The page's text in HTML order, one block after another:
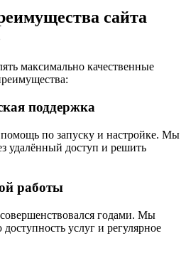
сайта
максимально качественные
поддержка
по запуску и настройке. Мы
удалённый доступ и решить
работы
годами. Мы
услуг и регулярное